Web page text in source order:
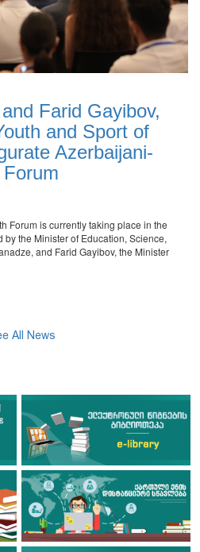
Farid Gayibov,
and Sport of
Azerbaijani-
Forum is currently taking place in the
the Minister of Education, Science,
and Farid Gayibov, the Minister
All News